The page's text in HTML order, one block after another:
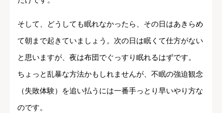
そして、どうしても眠れなかったら、その日はあきらめ
て朝まで起きていましょう。次の日は眠くて仕方がない
と思いますが、夜は布団でぐっすり眠れるはずです。
ちょっと乱暴な方法かもしれませんが、不眠の強迫観念
（失敗体験）を追い払うには一番手っとり早いやり方な
のです。